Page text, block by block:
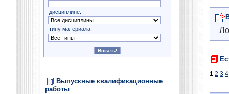
дисциплине:
типу материала:
Выпускные квалификационные
работы
1 2 3 4